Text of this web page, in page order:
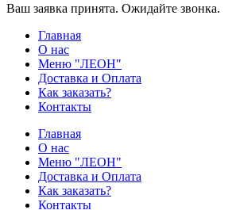
Ваш заявка принята. Ожидайте звонка.
Главная
О нас
Меню "ЛЕОН"
Доставка и Оплата
Как заказать?
Контакты
Главная
О нас
Меню "ЛЕОН"
Доставка и Оплата
Как заказать?
Контакты